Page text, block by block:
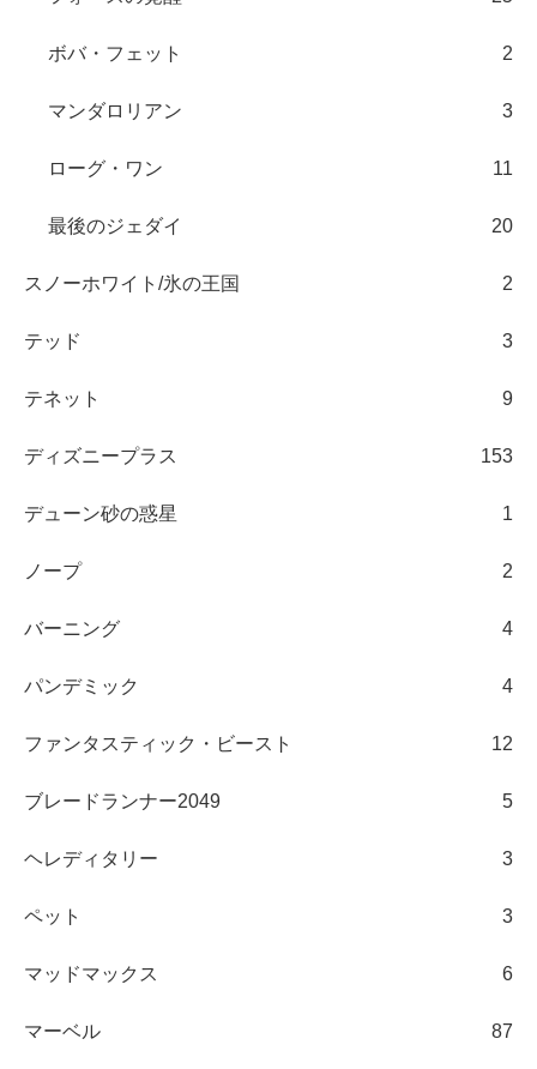
ボバ・フェット 2
マンダロリアン 3
ローグ・ワン 11
最後のジェダイ 20
スノーホワイト/氷の王国 2
テッド 3
テネット 9
ディズニープラス 153
デューン砂の惑星 1
ノープ 2
バーニング 4
パンデミック 4
ファンタスティック・ビースト 12
ブレードランナー2049 5
ヘレディタリー 3
ペット 3
マッドマックス 6
マーベル 87